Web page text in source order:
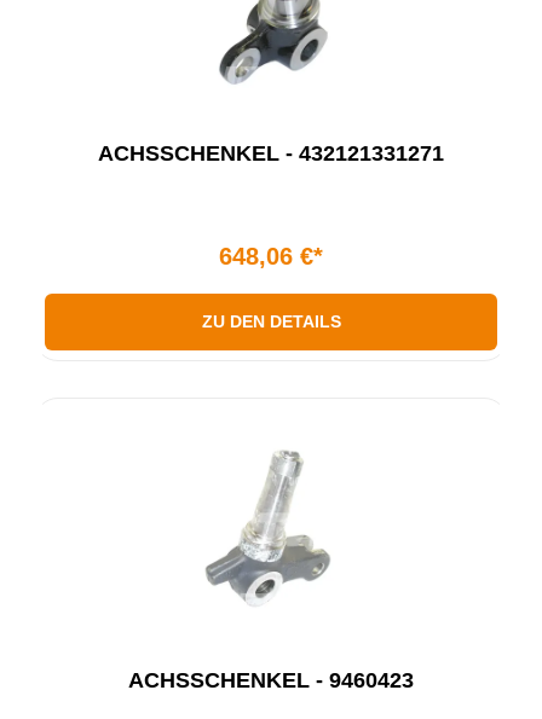
ACHSSCHENKEL - 432121331271
648,06 €*
ZU DEN DETAILS
ACHSSCHENKEL - 9460423